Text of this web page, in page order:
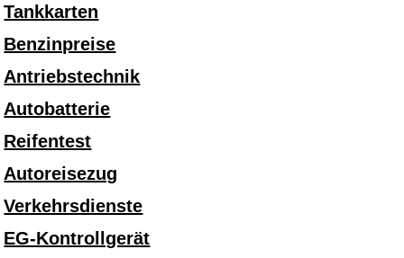
Tankkarten
Benzinpreise
Antriebstechnik
Autobatterie
Reifentest
Autoreisezug
Verkehrsdienste
EG-Kontrollgerät